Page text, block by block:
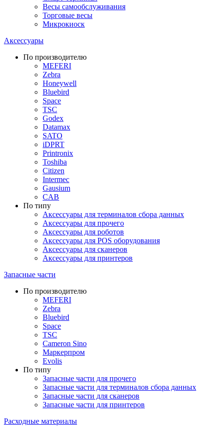
Весы самообслуживания
Торговые весы
Микрокиоск
Аксессуары
По производителю
MEFERI
Zebra
Honeywell
Bluebird
Space
TSC
Godex
Datamax
SATO
iDPRT
Printronix
Toshiba
Citizen
Intermec
Gausium
CAB
По типу
Аксессуары для терминалов сбора данных
Аксессуары для прочего
Аксессуары для роботов
Аксессуары для POS оборудования
Аксессуары для сканеров
Аксессуары для принтеров
Запасные части
По производителю
MEFERI
Zebra
Bluebird
Space
TSC
Cameron Sino
Маркерпром
Evolis
По типу
Запасные части для прочего
Запасные части для терминалов сбора данных
Запасные части для сканеров
Запасные части для принтеров
Расходные материалы